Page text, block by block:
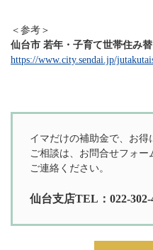
＜参考＞
仙台市 若年・子育て世帯住み
https://www.city.sendai.jp/
イマだけの補助金で、お得
ご相談は、お問合せフォ
ご連絡ください。
仙台支店TEL：022-302-